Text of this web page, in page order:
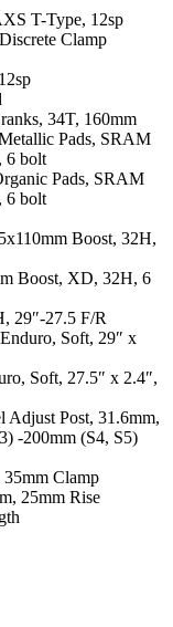
T-Type, 12sp
Clamp
34T, 160mm
Pads, SRAM
6 bolt
Pads, SRAM
6 bolt
Boost, 32H,
Boost, XD, 32H, 6
29″-27.5 F/R
Soft, 29″ x
Soft, 27.5″ x 2.4″,
Post, 31.6mm,
-200mm (S4, S5)
Clamp
25mm Rise